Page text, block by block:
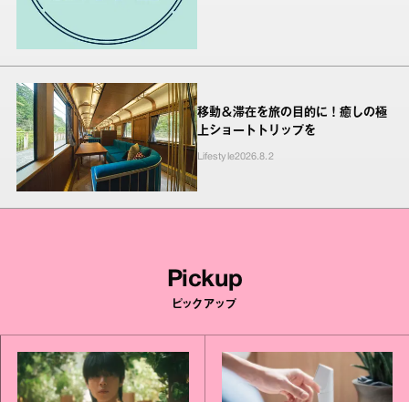
移動＆滞在を旅の目的に！癒しの極
上ショートトリップを
Lifestyle2026.8.2
Pickup
ピックアップ